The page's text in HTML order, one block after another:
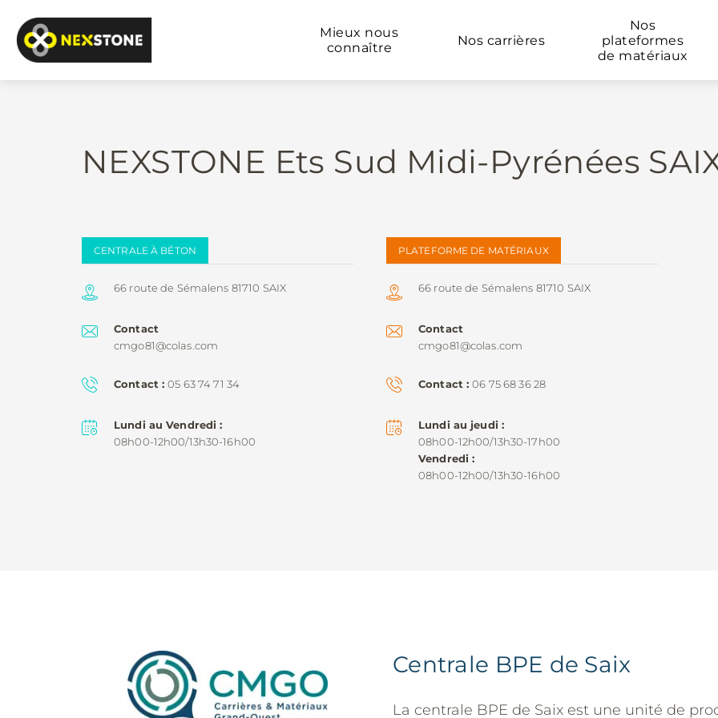
Mieux nous
connaître
Nos carrières
Nos
plateformes
de matériaux
NEXSTONE Ets Sud Midi-Pyrénées
CENTRALE À BÉTON
66 route de Sémalens 81710 SAIX
Contact
cmgo81@colas.com
Contact 05 63 74 71 34
Lundi au Vendredi
08h00-12h00/13h30-16h00
PLATEFORME DE MATÉRIAUX
66 route de Sémalens 81710 SAIX
Contact
cmgo81@colas.com
Contact 06 75 68 36 28
Lundi au jeudi
08h00-12h00/13h30-17h00
Vendredi
08h00-12h00/13h30-16h00
Centrale BPE de Saix
La centrale BPE de Saix est une unité de